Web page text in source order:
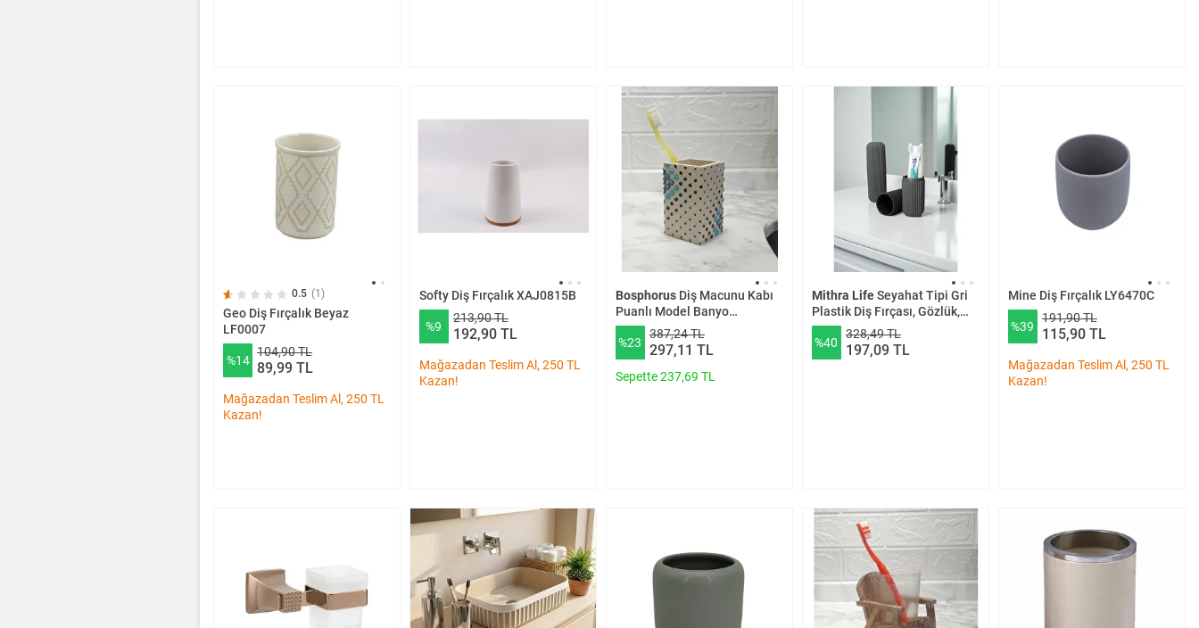
0.5 (1)
Geo Diş Fırçalık Beyaz
LF0007
%14
104,90 TL
89,99 TL
Mağazadan Teslim Al, 250 TL
Kazan!
Softy Diş Fırçalık XAJ0815B
%9
213,90 TL
192,90 TL
Mağazadan Teslim Al, 250 TL
Kazan!
BosphorusDiş Macunu Kabı
Puanlı Model Banyo
Aksesuarı
%23
387,24 TL
297,11 TL
Sepette 237,69 TL
Mithra LifeSeyahat Tipi Gri
Plastik Diş Fırçası, Gözlük,
Aksesuar Kutusu Saklama
Kabı Mit1209
%40
328,49 TL
197,09 TL
Mine Diş Fırçalık LY6470C
%39
191,90 TL
115,90 TL
Mağazadan Teslim Al, 250 TL
Kazan!